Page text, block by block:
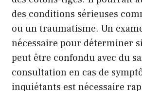
des conditions sérieuses
ou un traumatisme. Un
nécessaire pour déterminer
peut être confondu avec du
consultation en cas de
inquiétants est nécessaire